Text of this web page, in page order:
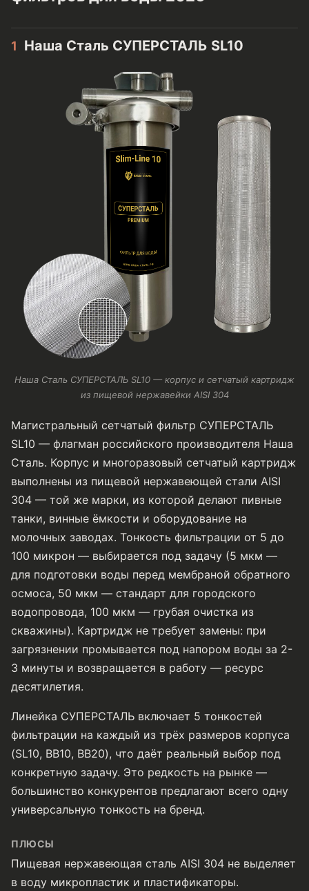
1 Наша Сталь СУПЕРСТАЛЬ SL10
Наша Сталь СУПЕРСТАЛЬ SL10 — корпус и сетчатый картридж
из пищевой нержавейки AISI 304
Магистральный сетчатый фильтр СУПЕРСТАЛЬ
SL10 — флагман российского производителя Наша
Сталь. Корпус и многоразовый сетчатый картридж
выполнены из пищевой нержавеющей стали AISI
304 — той же марки, из которой делают пивные
танки, винные ёмкости и оборудование на
молочных заводах. Тонкость фильтрации от 5 до
100 микрон — выбирается под задачу (5 мкм —
для подготовки воды перед мембраной обратного
осмоса, 50 мкм — стандарт для городского
водопровода, 100 мкм — грубая очистка из
скважины). Картридж не требует замены: при
загрязнении промывается под напором воды за 2-
3 минуты и возвращается в работу — ресурс
десятилетия.
Линейка СУПЕРСТАЛЬ включает 5 тонкостей
фильтрации на каждый из трёх размеров корпуса
(SL10, BB10, BB20), что даёт реальный выбор под
конкретную задачу. Это редкость на рынке —
большинство конкурентов предлагают всего одну
универсальную тонкость на бренд.
ПЛЮСЫ
Пищевая нержавеющая сталь AISI 304 не выделяет
в воду микропластик и пластификаторы.